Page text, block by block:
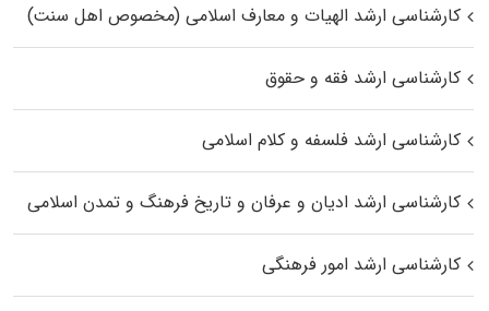
کارشناسی ارشد الهیات و معارف اسلامی (مخصوص اهل سنت)
کارشناسی ارشد فقه و حقوق
کارشناسی ارشد فلسفه و کلام اسلامی
کارشناسی ارشد ادیان و عرفان و تاریخ فرهنگ و تمدن اسلامی
کارشناسی ارشد امور فرهنگی